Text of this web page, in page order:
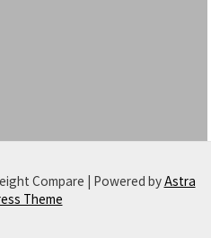
Compare | Powered byAstra
Theme